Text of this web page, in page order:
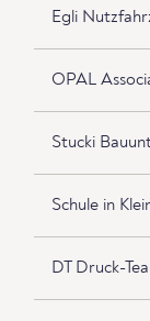
Egli
OPAL
Stucki
Schule in
DT Druck-